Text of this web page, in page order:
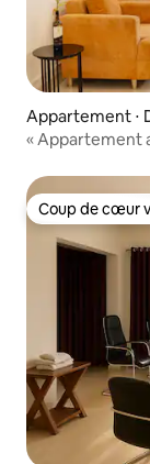
Appartement ⋅
« Appartement
Coup de cœur
Coup de cœur